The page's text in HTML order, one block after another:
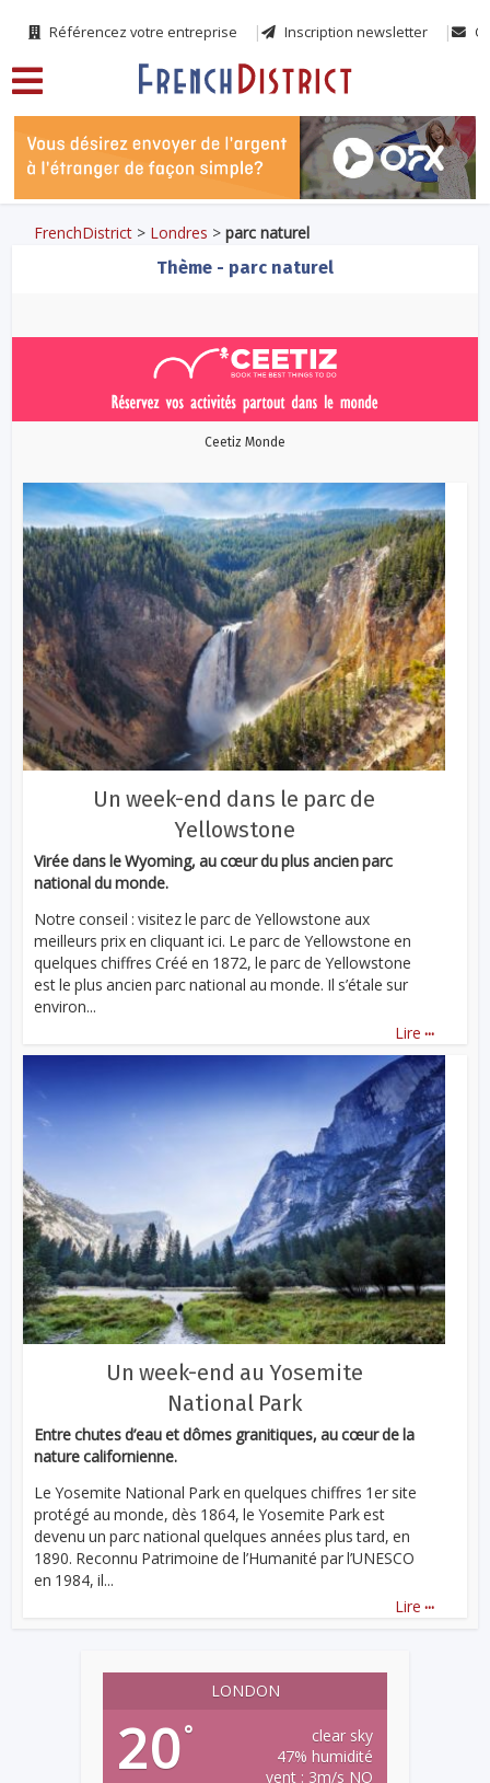
Référencez votre entreprise Inscription newsletter
FrenchDistrict > Londres >parc naturel
Thème - parc naturel
Ceetiz Monde
Un week-end dans le parc de
Yellowstone
Virée dans le Wyoming, au cœur du plus ancien parc
national du monde.
Notre conseil : visitez le parc de Yellowstone aux
meilleurs prix en cliquant ici. Le parc de Yellowstone en
quelques chiffres Créé en 1872, le parc de Yellowstone
est le plus ancien parc national au monde. Il s’étale sur
environ...
Lire ...
Un week-end au Yosemite
National Park
Entre chutes d’eau et dômes granitiques, au cœur de la
nature californienne.
Le Yosemite National Park en quelques chiffres 1er site
protégé au monde, dès 1864, le Yosemite Park est
devenu un parc national quelques années plus tard, en
1890. Reconnu Patrimoine de l’Humanité par l’UNESCO
en 1984, il...
Lire ...
LONDON
20°
clear sky
47% humidité
vent : 3m/s NO